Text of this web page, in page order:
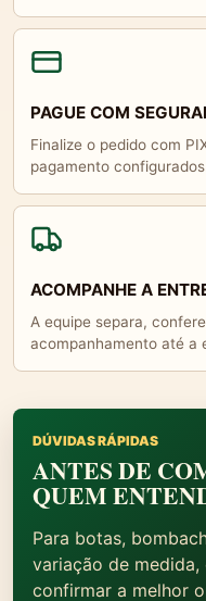
PAGUE COM
Finalize o pedido com
pagamento
ACOMPANHE A
A equipe separa,
acompanhamento até a
DÚVIDAS RÁPIDAS
ANTES DE
QUEM
Para botas,
variação de
confirmar a melhor